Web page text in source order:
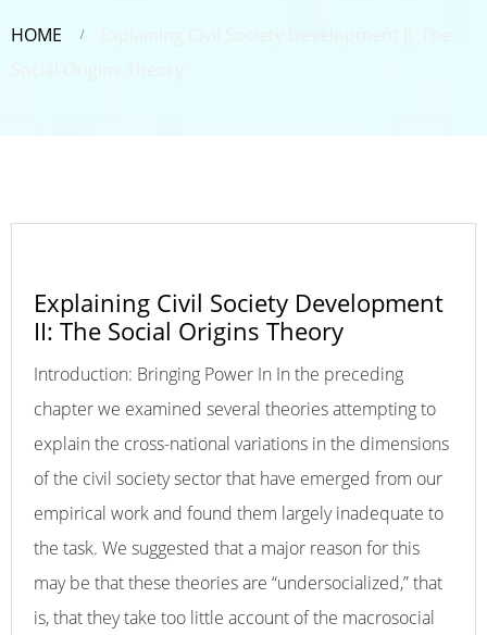
HOME
Explaining Civil Society Development
II: The Social Origins Theory
Introduction: Bringing Power In In the preceding
chapter we examined several theories attempting to
explain the cross-national variations in the dimensions
of the civil society sector that have emerged from our
empirical work and found them largely inadequate to
the task. We suggested that a major reason for this
may be that these theories are “undersocialized,” that
is, that they take too little account of the macrosocial